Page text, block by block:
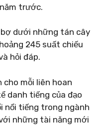
trước.
dưới những tán cây
245 suất chiếu
hỏi đáp.
cho mỗi liên hoan
danh tiếng của đạo
nổi tiếng trong ngành
những tài năng mới